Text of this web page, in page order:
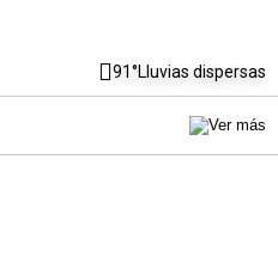
91°Lluvias dispersas